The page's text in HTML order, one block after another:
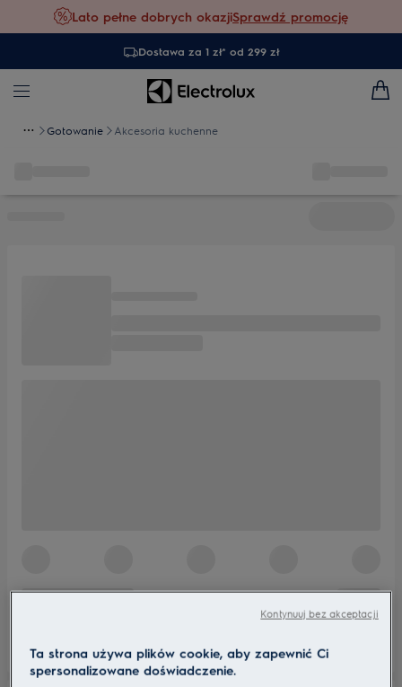
Lato pełne dobrych okazjiSprawdź promocję
Dostawa za 1 zł* od 299 zł
Gotowanie Akcesoria kuchenne
Ta strona używa plików cookie, aby zapewnić Ci
spersonalizowane doświadczenie.
Kontynuuj bez akceptacji